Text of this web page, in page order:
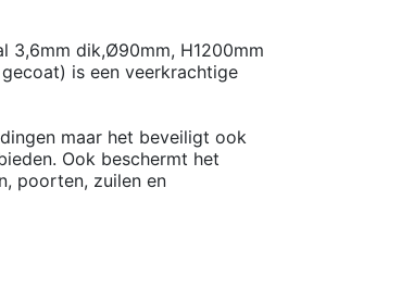
3,6mm dik,Ø90mm, H1200mm
is een veerkrachtige
maar het beveiligt ook
Ook beschermt het
poorten, zuilen en